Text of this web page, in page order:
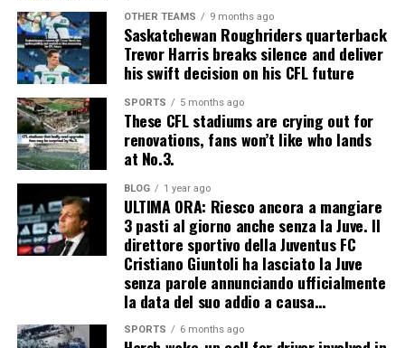
OTHER TEAMS 9 months ago
Saskatchewan Roughriders quarterback
Trevor Harris breaks silence and deliver
his swift decision on his CFL future
SPORTS 5 months ago
These CFL stadiums are crying out for
renovations, fans won’t like who lands
at No.3.
BLOG 1 year ago
ULTIMA ORA: Riesco ancora a mangiare
3 pasti al giorno anche senza la Juve. Il
direttore sportivo della Juventus FC
Cristiano Giuntoli ha lasciato la Juve
senza parole annunciando ufficialmente
la data del suo addio a causa…
SPORTS 6 months ago